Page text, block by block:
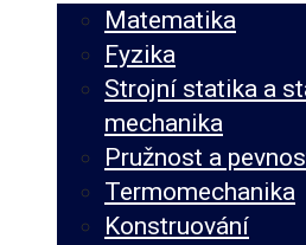
Matematika
Fyzika
Strojní statika a
mechanika
Pružnost a
Termomechanika
Konstruování